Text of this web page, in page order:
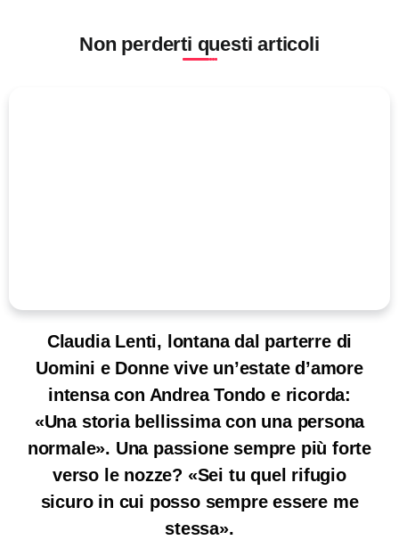
Non perderti questi articoli
Claudia Lenti, lontana dal parterre di
Uomini e Donne vive un’estate d’amore
intensa con Andrea Tondo e ricorda:
«Una storia bellissima con una persona
normale». Una passione sempre più forte
verso le nozze? «Sei tu quel rifugio
sicuro in cui posso sempre essere me
stessa».